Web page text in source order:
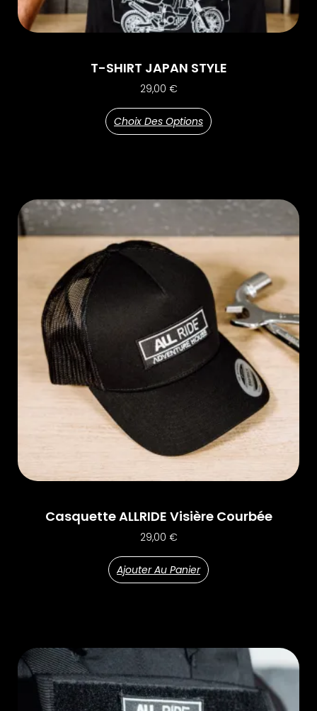
T-SHIRT JAPAN STYLE
29,00 €
Choix Des Options
Casquette ALLRIDE Visière Courbée
29,00 €
Ajouter Au Panier